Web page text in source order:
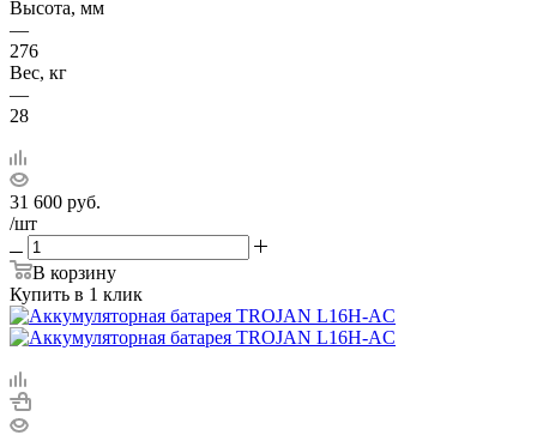
Высота, мм
—
276
Вес, кг
—
28
31 600 руб.
/шт
В корзину
Купить в 1 клик